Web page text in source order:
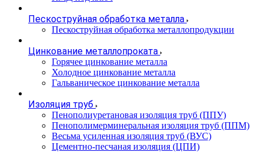
Пескоструйная обработка металла
Пескоструйная обработка металлопродукции
Цинкование металлопроката
Горячее цинкование металла
Холодное цинкование металла
Гальваническое цинкование металла
Изоляция труб
Пенополиуретановая изоляция труб (ППУ)
Пенополимерминеральная изоляция труб (ППМ)
Весьма усиленная изоляция труб (ВУС)
Цементно-песчаная изоляция (ЦПИ)